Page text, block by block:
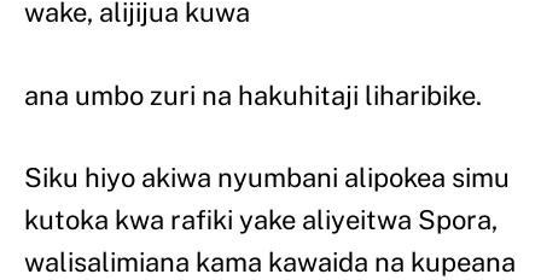
wake, alijijua kuwa
ana umbo zuri na hakuhitaji liharibike.
Siku hiyo akiwa nyumbani alipokea simu
kutoka kwa rafiki yake aliyeitwa Spora,
walisalimiana kama kawaida na kupeana